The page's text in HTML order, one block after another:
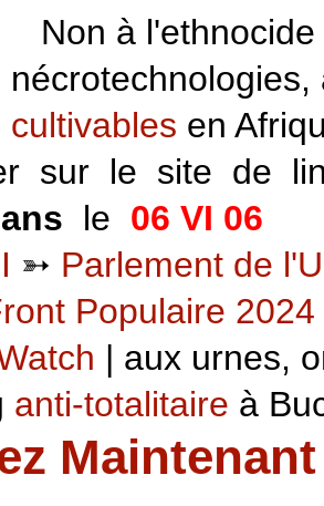
Non à l'ethnocide
cultivables en
sur le site de
le 06 VI 06
➳ Parlement de
Populaire 2024
| aux urnes,
anti-totalitaire à